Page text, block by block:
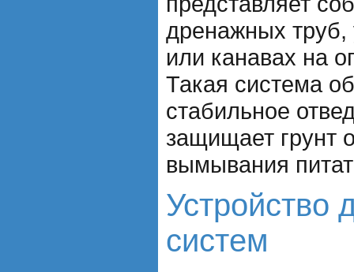
дренажных
или канавах на
Такая система
стабильное
защищает грунт
вымывания
Устройство
систем